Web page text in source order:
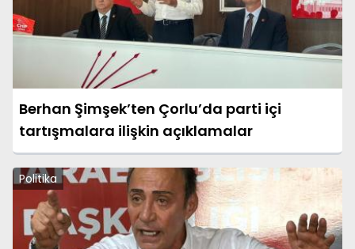
Berhan Şimşek’ten Çorlu’da parti içi
tartışmalara ilişkin açıklamalar
Politika